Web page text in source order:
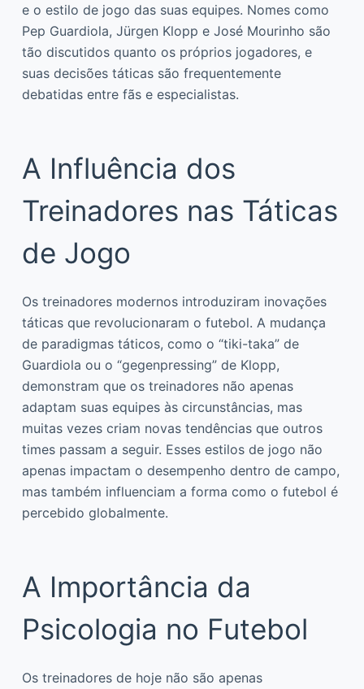
e o estilo de jogo das suas equipes. Nomes como
Pep Guardiola, Jürgen Klopp e José Mourinho são
tão discutidos quanto os próprios jogadores, e
suas decisões táticas são frequentemente
debatidas entre fãs e especialistas.
A Influência dos
Treinadores nas Táticas
de Jogo
Os treinadores modernos introduziram inovações
táticas que revolucionaram o futebol. A mudança
de paradigmas táticos, como o “tiki-taka” de
Guardiola ou o “gegenpressing” de Klopp,
demonstram que os treinadores não apenas
adaptam suas equipes às circunstâncias, mas
muitas vezes criam novas tendências que outros
times passam a seguir. Esses estilos de jogo não
apenas impactam o desempenho dentro de campo,
mas também influenciam a forma como o futebol é
percebido globalmente.
A Importância da
Psicologia no Futebol
Os treinadores de hoje não são apenas